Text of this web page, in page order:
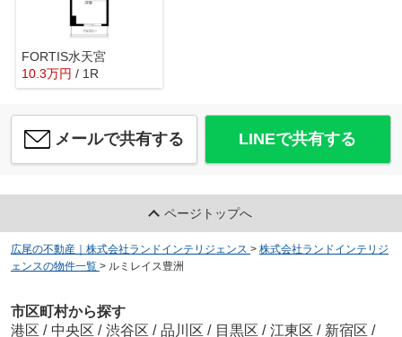
FORTIS水天宮
10.3万円 / 1R
メールで共有する LINEで共有する
ページトップへ
広尾の不動産｜株式会社ランドインテリジェンス > 株式会社ランドインテリジ
ェンスの物件一覧 > ルミレイス豊洲
市区町村から探す
港区 / 中央区 / 渋谷区 / 品川区 / 目黒区 / 江東区 / 新宿区 /